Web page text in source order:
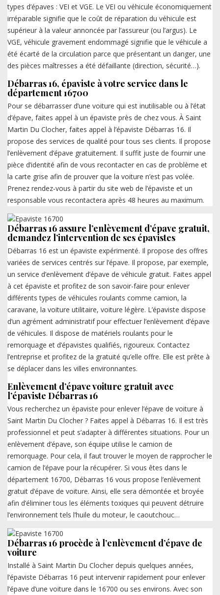
types d’épaves : VEI et VGE. Le VEI ou véhicule économiquement
irréparable signifie que le coût de réparation du véhicule est
supérieur à la valeur annoncée par l’assureur (ou l’argus). Le
VGE, véhicule gravement endommagé signifie que le véhicule a
été écarté de la circulation parce que présentant un danger, une
des pièces maîtresses a été défaillante (direction, sécurité…).
Débarras 16, épaviste à votre service dans le
département 16700
Pour se débarrasser d’une voiture qui est inutilisable ou à l’état
d’épave, faites appel à un épaviste près de chez vous. À Saint
Martin Du Clocher, faites appel à l’épaviste Débarras 16. Il
propose des services de qualité pour tous ses clients. Il propose
l’enlèvement d’épave gratuitement. Il suffit juste de fournir une
pièce d’identité afin de vous recontacter en cas de problème et
la carte grise afin de prouver que la voiture n’est pas volée.
Prenez rendez-vous à partir du site web de l’épaviste et un
responsable vous recontactera après 48 heures au maximum.
Débarras 16 assure l’enlèvement d’épave gratuit,
demandez l’intervention de ses épavistes
Débarras 16 est un épaviste expérimenté. Il propose des offres
variées de services centrés sur l’épave. Il propose, par exemple,
un service d’enlèvement d’épave de véhicule gratuit. Faites appel
à cet épaviste et profitez de son savoir-faire pour enlever
différents types de véhicules roulants comme camion, la
caravane, la voiture utilitaire, voiture légère. L’épaviste dispose
d’un agrément administratif pour effectuer l’enlèvement d’épave
de véhicules. Il dispose de matériels roulants pour le
remorquage et d’épavistes qualifiés, rigoureux. Contactez
l’entreprise et profitez de la gratuité qu’elle offre. Elle est prête à
se déplacer dans les villes environnantes.
Enlèvement d’épave voiture gratuit avec
l’épaviste Débarras 16
Vous recherchez un épaviste pour enlever l’épave de voiture à
Saint Martin Du Clocher ? Faites appel à Débarras 16. Il est très
professionnel et peut s’adapter à différentes situations. Pour un
enlèvement d’épave, son équipe utilise le camion de
remorquage. Pour cela, il faut trouver le moyen de rapprocher le
camion de l’épave pour la récupérer. Si vous êtes dans le
département 16700, Débarras 16 vous propose l’enlèvement
gratuit d’épave de voiture. Ainsi, elle sera démontée et broyée
afin d’éliminer tous les éléments toxiques qui peuvent détruire
l’environnement tels l’huile du moteur, le caoutchouc…
Débarras 16 procède à l’enlèvement d’épave de
voiture
Installé à Saint Martin Du Clocher depuis quelques années,
l’épaviste Débarras 16 peut intervenir rapidement pour enlever
l’épave d’une voiture dans le 16700 ou ses environs. Avec son